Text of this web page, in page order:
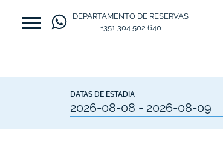
DEPARTAMENTO DE RESERVAS
+351 304 502 640
DATAS DE ESTADIA